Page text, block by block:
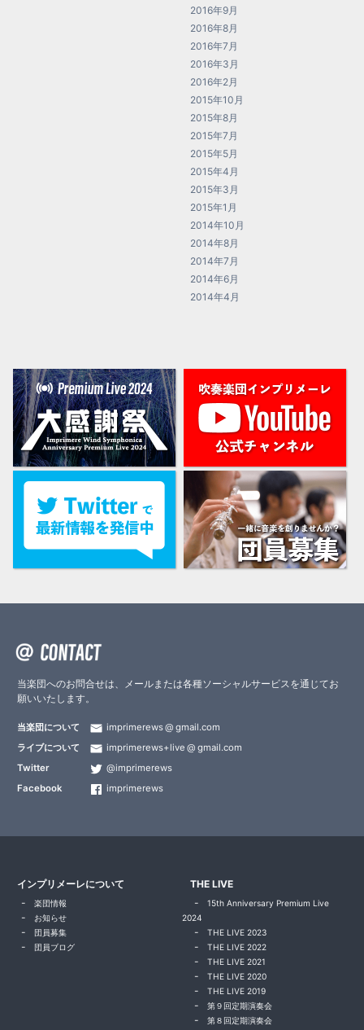
2016年9月
2016年8月
2016年7月
2016年3月
2016年2月
2015年10月
2015年8月
2015年7月
2015年5月
2015年4月
2015年3月
2015年1月
2014年10月
2014年8月
2014年7月
2014年6月
2014年4月
当楽団へのお問合せは、メールまたは各種ソーシャルサービスを通じてお
願いいたします。
当楽団について imprimerews
gmail.com
ライブについて
imprimerews+live
gmail.com
Twitter
@imprimerews
Facebook
imprimerews
インプリメーレについて
楽団情報
お知らせ
団員募集
団員ブログ
THE LIVE
15th Anniversary Premium Live
2024
THE LIVE 2023
THE LIVE 2022
THE LIVE 2021
THE LIVE 2020
THE LIVE 2019
第９回定期演奏会
第８回定期演奏会